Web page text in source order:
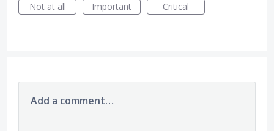
Not at all
Important Critical
Add a comment…